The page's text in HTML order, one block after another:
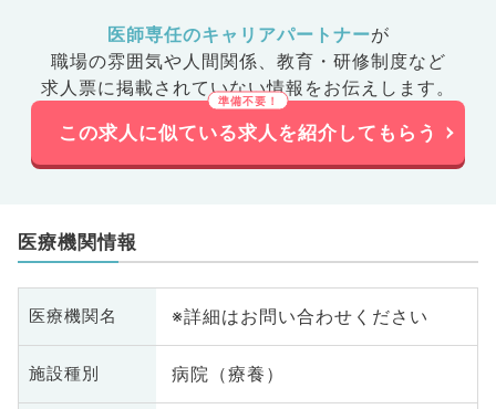
系、膠原病科、スポーツ整形外
科、大腸・肛門外科、産業医
医師専任のキャリアパートナーが
職場の雰囲気や人間関係、 教育・研修制度など
求人票に掲載されていない情報をお伝えします。
この求人に似ている求人を紹介してもらう
医療機関情報
医療機関名 ※詳細はお問い合わせください
施設種別 病院（療養）